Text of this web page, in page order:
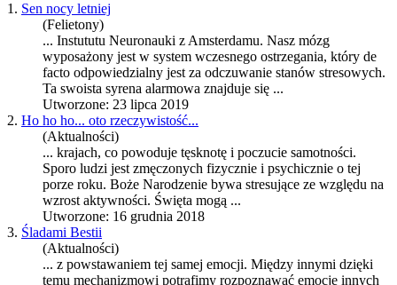
1. Sen nocy letniej
(Felietony)
... Instututu Neuronauki z Amsterdamu. Nasz mózg
wyposażony jest w system wczesnego ostrzegania, który de
facto odpowiedzialny jest za odczuwanie stanów stresowych.
Ta swoista syrena alarmowa znajduje się ...
Utworzone: 23 lipca 2019
2. Ho ho ho... oto rzeczywistość...
(Aktualności)
... krajach, co powoduje tęsknotę i poczucie samotności.
Sporo ludzi jest zmęczonych fizycznie i psychicznie o tej
porze roku. Boże Narodzenie bywa stresujące ze względu na
wzrost aktywności. Święta mogą ...
Utworzone: 16 grudnia 2018
3. Śladami Bestii
(Aktualności)
... z powstawaniem tej samej emocji. Między innymi dzięki
temu mechanizmowi potrafimy rozpoznawać emocje innych